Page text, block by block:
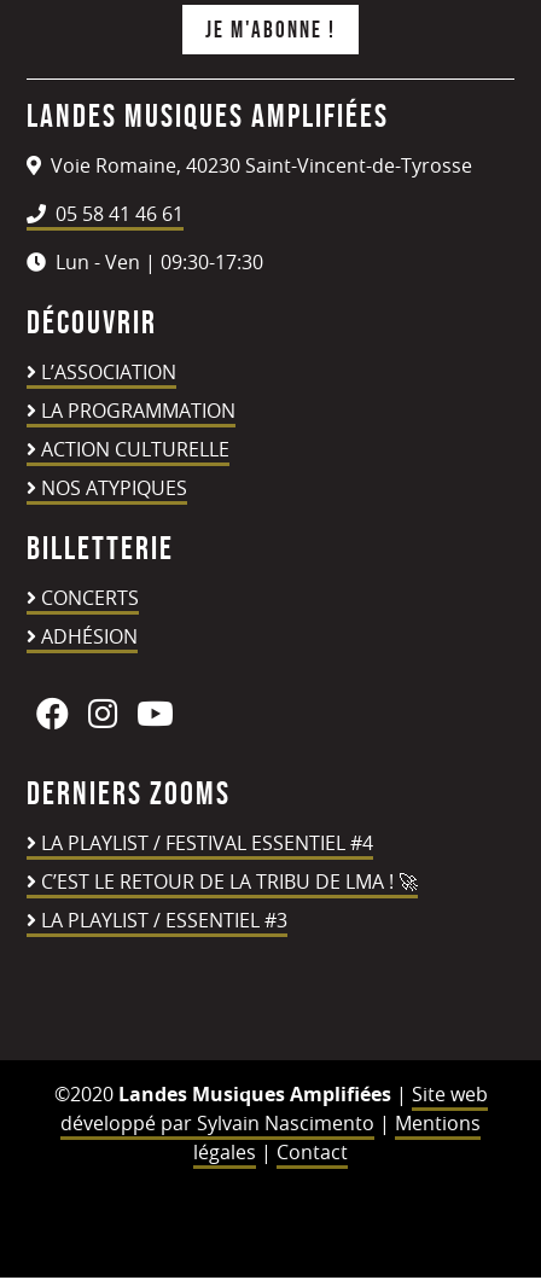
Landes Musiques Amplifiées
Voie Romaine, 40230 Saint-Vincent-de-Tyrosse
05 58 41 46 61
Lun - Ven | 09:30-17:30
Découvrir
L’ASSOCIATION
LA PROGRAMMATION
ACTION CULTURELLE
NOS ATYPIQUES
Billetterie
CONCERTS
ADHÉSION
Derniers zooms
LA PLAYLIST / FESTIVAL ESSENTIEL #4
C’EST LE RETOUR DE LA TRIBU DE LMA ! 🚀
LA PLAYLIST / ESSENTIEL #3
©2020 Landes Musiques Amplifiées| Site web
développé par Sylvain Nascimento | Mentions
légales | Contact